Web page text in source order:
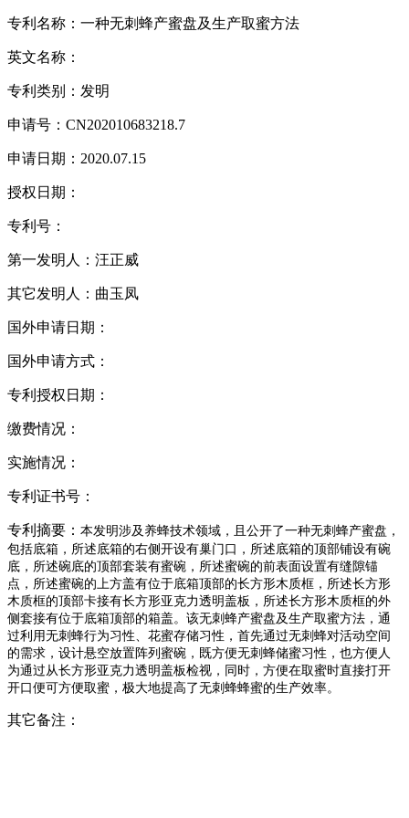
专利名称：一种无刺蜂产蜜盘及生产取蜜方法
英文名称：
专利类别：发明
申请号：CN202010683218.7
申请日期：2020.07.15
授权日期：
专利号：
第一发明人：汪正威
其它发明人：曲玉凤
国外申请日期：
国外申请方式：
专利授权日期：
缴费情况：
实施情况：
专利证书号：
专利摘要： 本发明涉及养蜂技术领域，且公开了一种无刺蜂产蜜盘，
包括底箱，所述底箱的右侧开设有巢门口，所述底箱的顶部铺设有碗
底，所述碗底的顶部套装有蜜碗，所述蜜碗的前表面设置有缝隙锚
点，所述蜜碗的上方盖有位于底箱顶部的长方形木质框，所述长方形
木质框的顶部卡接有长方形亚克力透明盖板，所述长方形木质框的外
侧套接有位于底箱顶部的箱盖。该无刺蜂产蜜盘及生产取蜜方法，通
过利用无刺蜂行为习性、花蜜存储习性，首先通过无刺蜂对活动空间
的需求，设计悬空放置阵列蜜碗，既方便无刺蜂储蜜习性，也方便人
为通过从长方形亚克力透明盖板检视，同时，方便在取蜜时直接打开
开口便可方便取蜜，极大地提高了无刺蜂蜂蜜的生产效率。
其它备注：